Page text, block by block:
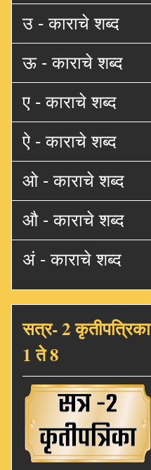
उ - काराचे शब्द
ऊ - काराचे शब्द
ए - काराचे शब्द
ऐ - काराचे शब्द
ओ - काराचे शब्द
औ - काराचे शब्द
अं - काराचे शब्द
सत्र- 2 कृतीपत्रिका
1 ते 8